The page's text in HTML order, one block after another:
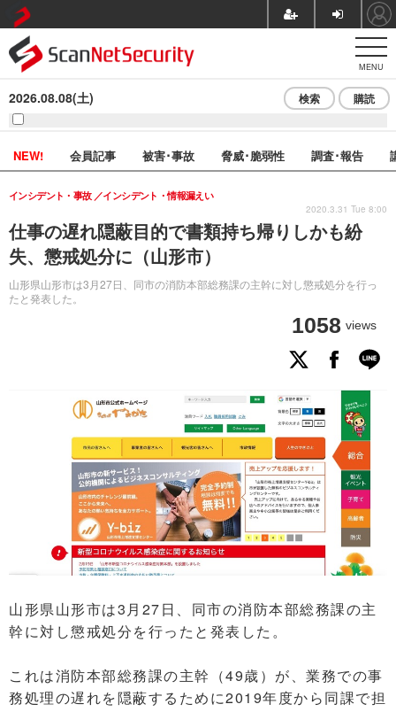
MENU
2026.08.08(土) 検索 購読
NEW! 会員記事 被害･事故 脅威･脆弱性 調査･報告
仕事の遅れ隠蔽目的で書類持ち帰りしかも紛
失、懲戒処分に（山形市）
山形県山形市は3月27日、同市の消防本部総務課の主幹に対し懲戒処分を行っ
たと発表した。
インシデント・事故 インシデント・情報漏えい
1058 views
2020.3.31 Tue 8:00
山形県山形市は3月27日、同市の消防本部総務課の主
幹に対し懲戒処分を行ったと発表した。
これは消防本部総務課の主幹（49歳）が、業務での事
務処理の遅れを隠蔽するために2019年度から同課で担